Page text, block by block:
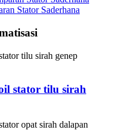
Stator Saderhana
stator tilu sirah